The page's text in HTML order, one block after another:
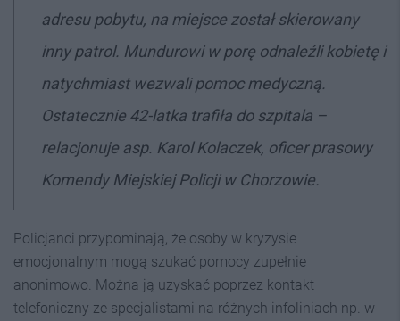
adresu pobytu, na miejsce został skierowany
inny patrol. Mundurowi w porę odnaleźli kobietę i
natychmiast wezwali pomoc medyczną.
Ostatecznie 42-latka trafiła do szpitala –
relacjonuje asp. Karol Kolaczek, oficer prasowy
Komendy Miejskiej Policji w Chorzowie.
Policjanci przypominają, że osoby w kryzysie
emocjonalnym mogą szukać pomocy zupełnie
anonimowo. Można ją uzyskać poprzez kontakt
telefoniczny ze specjalistami na różnych infoliniach np. w